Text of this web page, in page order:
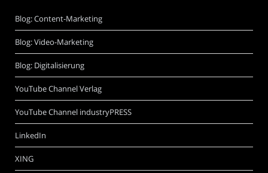
Blog: Content-Marketing
Blog: Video-Marketing
Blog: Digitalisierung
YouTube Channel Verlag
YouTube Channel industryPRESS
LinkedIn
XING